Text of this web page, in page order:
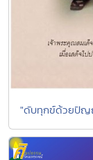
"ดับทุกข์ด้วยปัญ